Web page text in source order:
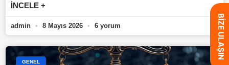
BİZE ULAŞIN
İNCELE +
admin 8 Mayıs 2026 6 yorum
GENEL